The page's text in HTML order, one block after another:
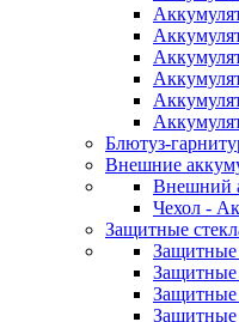
Блютуз-
Внешние
Внешний
Чехол -
Защитные
Защитные
Защитные
Защитные
Защитные